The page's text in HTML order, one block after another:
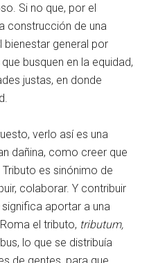
Si no que, por el
construcción de una
bienestar general por
busquen en la equidad,
justas, en donde
verlo así es una
dañina, como creer que
es sinónimo de
colaborar. Y contribuir
significa aportar a una
el tributo, tributum,
lo que se distribuía